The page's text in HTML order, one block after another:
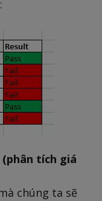
(phân tích giá
chúng ta sẽ